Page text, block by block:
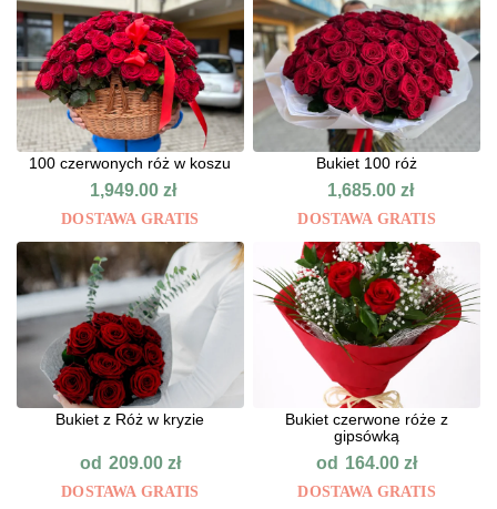
100 czerwonych róż w koszu
1,949.00zł
DOSTAWA GRATIS
Bukiet 100 róż
1,685.00 zł
DOSTAWA GRATIS
Bukiet z Róż w kryzie
od 209.00 zł
DOSTAWA GRATIS
Bukiet czerwone róże z
gipsówką
od 164.00zł
DOSTAWA GRATIS